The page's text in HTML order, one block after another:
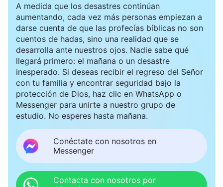
y no sabía qué hacer. En medio de mi dolor, le
oré a Dios y le pedí que me guiara para tomar la
decisión correcta. Más tarde, leí estas palabras
del SeñorJesús: “Pero, ¡ay de las que estén
encinta y de las que estén criando”(Mateo
24:19). También leí estas palabras de Dios
Todopoderoso: “ Las familias de algunas
personas las oprimen de tal modo que no
pueden creer en Dios a no ser que se casen. De
esta manera, el matrimonio en realidad les
resulta de ayuda. A otras personas el
A medida que los desastres continúan
aumentando, cada vez más personas empiezan a
darse cuenta de que las profecías bíblicas no son
cuentos de hadas, sino una realidad que se
desarrolla ante nuestros ojos. Nadie sabe qué
llegará primero: el mañana o un desastre
inesperado. Si deseas recibir el regreso del Señor
con tu familia y encontrar seguridad bajo la
protección de Dios, haz clic en WhatsApp o
Messenger para unirte a nuestro grupo de
estudio. No esperes hasta mañana.
Conéctate con nosotros en
Messenger
Contacta con nosotros por